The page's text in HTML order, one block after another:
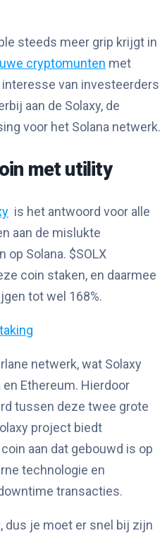
steeds meer grip krijgt in
cryptomunten met
van investeerders
aan de Solaxy, de
voor het Solana netwerk.
met utility
is het antwoord voor alle
aan de mislukte
Solana. $SOLX
coin staken, en daarmee
tot wel 168%.
netwerk, wat Solaxy
Ethereum. Hierdoor
tussen deze twee grote
project biedt
aan dat gebouwd is op
technologie en
transacties.
dus je moet er snel bij zijn